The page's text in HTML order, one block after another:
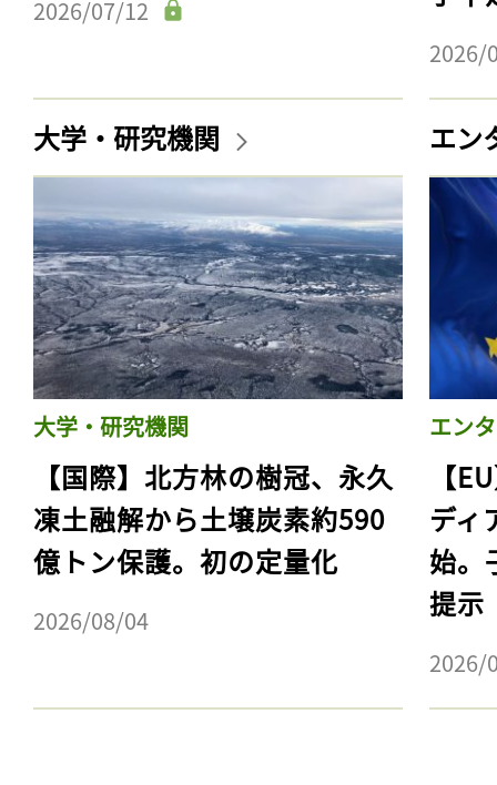
2026/07/12
2026/
大学・研究機関
大学・研究機関
【国際】北方林の樹冠、永久
凍土融解から土壌炭素約590
億トン保護。初の定量化
2026/08/04
エン
エン
【
ディ
始。
提示
2026/